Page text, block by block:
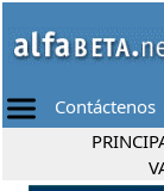
Contáctenos